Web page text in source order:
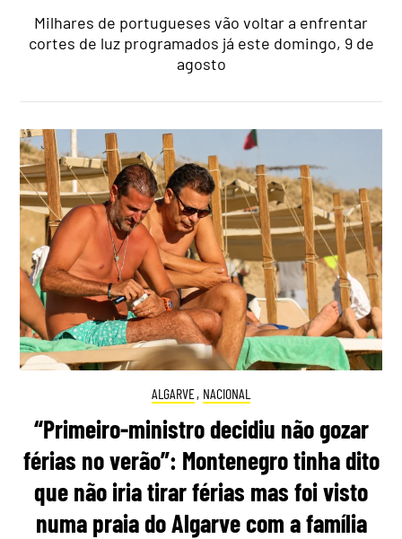
Milhares de portugueses vão voltar a enfrentar
cortes de luz programados já este domingo, 9 de
agosto
ALGARVE, NACIONAL
“Primeiro-ministro decidiu não gozar
férias no verão”: Montenegro tinha dito
que não iria tirar férias mas foi visto
numa praia do Algarve com a família